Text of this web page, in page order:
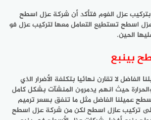
بتركيب عزل الفوم فتأكد أن شركة عزل اسطح
اسطح تستطيع التعامل معها لتركيب عزل فو
الحين.
بينبع
الفاضل لا تقارن نهائيا بتكلفة الأضرار الذي
حيث انهم يدمرون المنشآت بشكل كامل
عميلنا الفاضل مثل ما تنفق بسعر ترميم
تركيب عازل اسطح لكن من شركة عزل اسطح